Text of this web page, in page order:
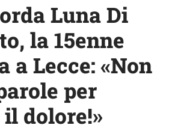
Luna Di
la 15enne
a Lecce: «Non
per
dolore!»